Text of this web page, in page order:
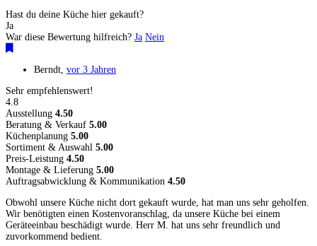
Hast du deine Küche hier gekauft?
Ja
War diese Bewertung hilfreich? Ja Nein
Berndt, vor 3 Jahren
Sehr empfehlenswert!
4.8
Ausstellung 4.50
Beratung & Verkauf 5.00
Küchenplanung 5.00
Sortiment & Auswahl 5.00
Preis-Leistung 4.50
Montage & Lieferung 5.00
Auftragsabwicklung & Kommunikation 4.50
Obwohl unsere Küche nicht dort gekauft wurde, hat man uns sehr geholfen.
Wir benötigten einen Kostenvoranschlag, da unsere Küche bei einem
Geräteeinbau beschädigt wurde. Herr M. hat uns sehr freundlich und
zuvorkommend bedient.